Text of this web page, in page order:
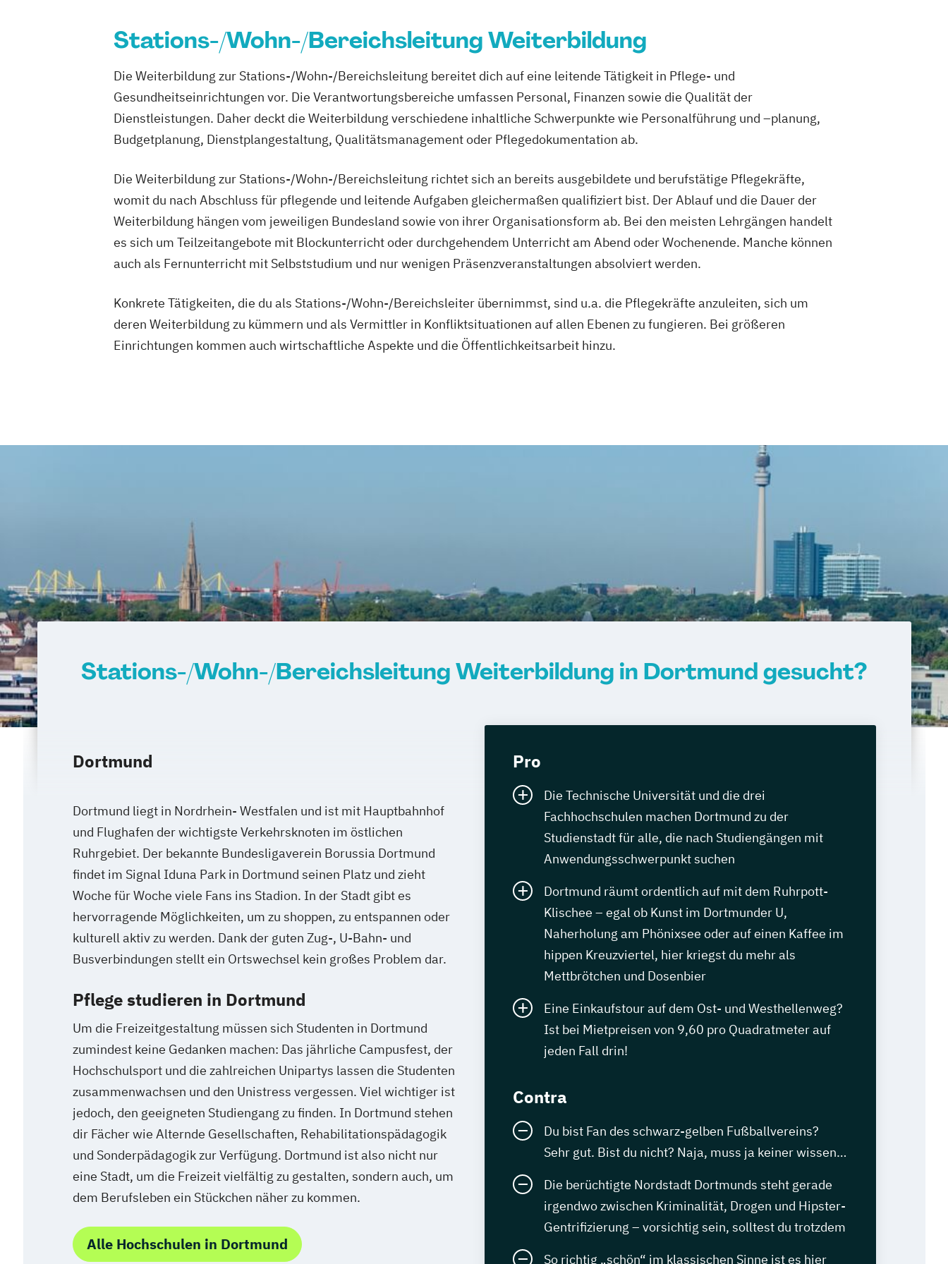
Pflegegutachter/Pflegesachverständige nach § 53 SGB
Präventionsberater
Qualifikation für Pflegerische Hilfskräfte
Qualitätsbeauftragter Qualitätsmanager
Wohnbereichsleiter
Stations-/Wohn-/Bereichsleitung Weiterbildung
Die Weiterbildung zur Stations-/Wohn-/Bereichsleitung bereitet dich auf eine leitende Tätigkeit in Pflege- und
Gesundheitseinrichtungen vor. Die Verantwortungsbereiche umfassen Personal, Finanzen sowie die Qualität der
Dienstleistungen. Daher deckt die Weiterbildung verschiedene inhaltliche Schwerpunkte wie Personalführung und –planung,
Budgetplanung, Dienstplangestaltung, Qualitätsmanagement oder Pflegedokumentation ab.
Die Weiterbildung zur Stations-/Wohn-/Bereichsleitung richtet sich an bereits ausgebildete und berufstätige Pflegekräfte,
womit du nach Abschluss für pflegende und leitende Aufgaben gleichermaßen qualifiziert bist. Der Ablauf und die Dauer der
Weiterbildung hängen vom jeweiligen Bundesland sowie von ihrer Organisationsform ab. Bei den meisten Lehrgängen handelt
es sich um Teilzeitangebote mit Blockunterricht oder durchgehendem Unterricht am Abend oder Wochenende. Manche können
auch als Fernunterricht mit Selbststudium und nur wenigen Präsenzveranstaltungen absolviert werden.
Konkrete Tätigkeiten, die du als Stations-/Wohn-/Bereichsleiter übernimmst, sind u.a. die Pflegekräfte anzuleiten, sich um
deren Weiterbildung zu kümmern und als Vermittler in Konfliktsituationen auf allen Ebenen zu fungieren. Bei größeren
Einrichtungen kommen auch wirtschaftliche Aspekte und die Öffentlichkeitsarbeit hinzu.
Stations-/Wohn-/Bereichsleitung Weiterbildung in Dortmund gesucht?
Dortmund
Dortmund liegt in Nordrhein- Westfalen und ist mit Hauptbahnhof
und Flughafen der wichtigste Verkehrsknoten im östlichen
Ruhrgebiet. Der bekannte Bundesligaverein Borussia Dortmund
findet im Signal Iduna Park in Dortmund seinen Platz und zieht
Woche für Woche viele Fans ins Stadion. In der Stadt gibt es
hervorragende Möglichkeiten, um zu shoppen, zu entspannen oder
kulturell aktiv zu werden. Dank der guten Zug-, U-Bahn- und
Busverbindungen stellt ein Ortswechsel kein großes Problem dar.
Pflege studieren in Dortmund
Um die Freizeitgestaltung müssen sich Studenten in Dortmund
zumindest keine Gedanken machen: Das jährliche Campusfest, der
Hochschulsport und die zahlreichen Unipartys lassen die Studenten
zusammenwachsen und den Unistress vergessen. Viel wichtiger ist
jedoch, den geeigneten Studiengang zu finden. In Dortmund stehen
dir Fächer wie Alternde Gesellschaften, Rehabilitationspädagogik
und Sonderpädagogik zur Verfügung. Dortmund ist also nicht nur
eine Stadt, um die Freizeit vielfältig zu gestalten, sondern auch, um
dem Berufsleben ein Stückchen näher zu kommen.
Alle Hochschulen in Dortmund
Pro
Die Technische Universität und die drei
Fachhochschulen machen Dortmund zu der
Studienstadt für alle, die nach Studiengängen mit
Anwendungsschwerpunkt suchen
Dortmund räumt ordentlich auf mit dem Ruhrpott-
Klischee – egal ob Kunst im Dortmunder U,
Naherholung am Phönixsee oder auf einen Kaffee im
hippen Kreuzviertel, hier kriegst du mehr als
Mettbrötchen und Dosenbier
Eine Einkaufstour auf dem Ost- und Westhellenweg?
Ist bei Mietpreisen von 9,60 pro Quadratmeter auf
jeden Fall drin!
Contra
Du bist Fan des schwarz-gelben Fußballvereins?
Sehr gut. Bist du nicht? Naja, muss ja keiner wissen…
Die berüchtigte Nordstadt Dortmunds steht gerade
irgendwo zwischen Kriminalität, Drogen und Hipster-
Gentrifizierung – vorsichtig sein, solltest du trotzdem
So richtig „schön“ im klassischen Sinne ist es hier